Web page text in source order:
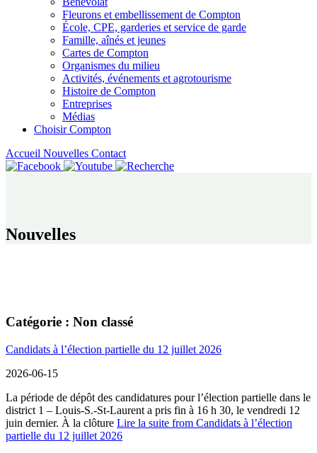
Fleurons et embellissement de Compton
École, CPE, garderies et service de garde
Famille, aînés et jeunes
Cartes de Compton
Organismes du milieu
Activités, événements et agrotourisme
Histoire de Compton
Entreprises
Médias
Choisir Compton
Accueil Nouvelles Contact
Nouvelles
Catégorie : Non classé
Candidats à l’élection partielle du 12 juillet 2026
2026-06-15
La période de dépôt des candidatures pour l’élection partielle dans le
district 1 – Louis‑S.‑St‑Laurent a pris fin à 16 h 30, le vendredi 12
juin dernier. À la clôture Lire la suite from Candidats à l’élection
partielle du 12 juillet 2026